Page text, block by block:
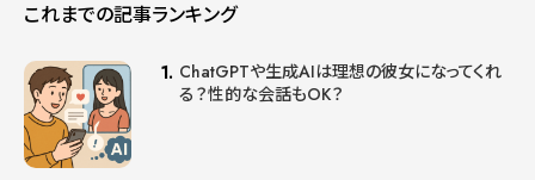
これまでの記事ランキング
ChatGPTや生成AIは理想の彼女になってくれ
る？性的な会話もOK？